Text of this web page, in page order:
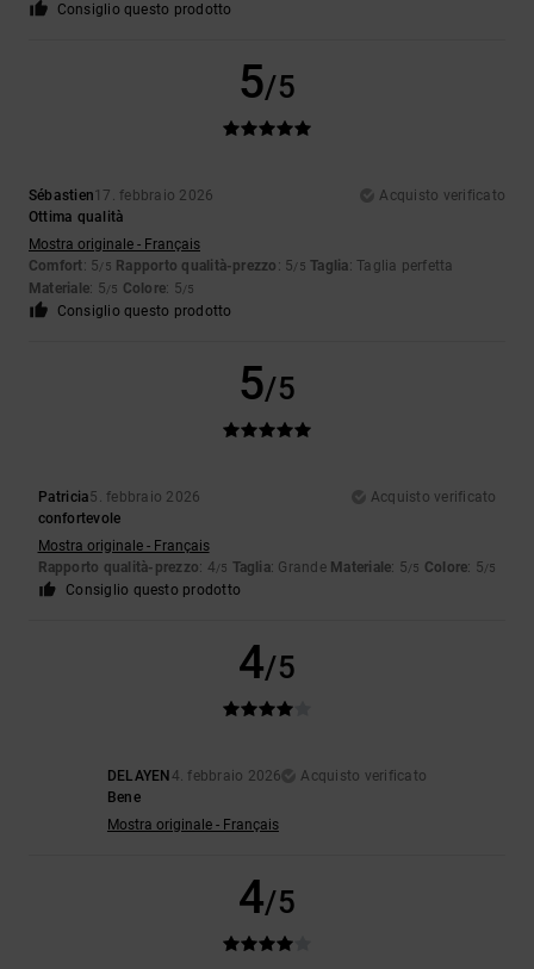
Consiglio questo prodotto
5/5
Sébastien17. febbraio 2026
Acquisto verificato
Ottima qualità
Mostra originale - Français
Comfort: 5/5 Rapporto qualità-prezzo : 5/5 Taglia: Taglia perfetta
Materiale: 5/5 Colore: 5/5
Consiglio questo prodotto
5/5
Patricia5. febbraio 2026
Acquisto verificato
confortevole
Mostra originale - Français
Rapporto qualità-prezzo: 4/5 Taglia: Grande Materiale: 5/5 Colore: 5/5
Consiglio questo prodotto
4/5
DELAYEN 4. febbraio 2026
Acquisto verificato
Bene
Mostra originale - Français
4/5